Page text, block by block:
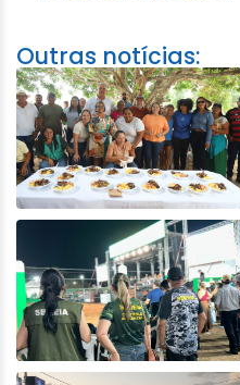
Outras notícias: